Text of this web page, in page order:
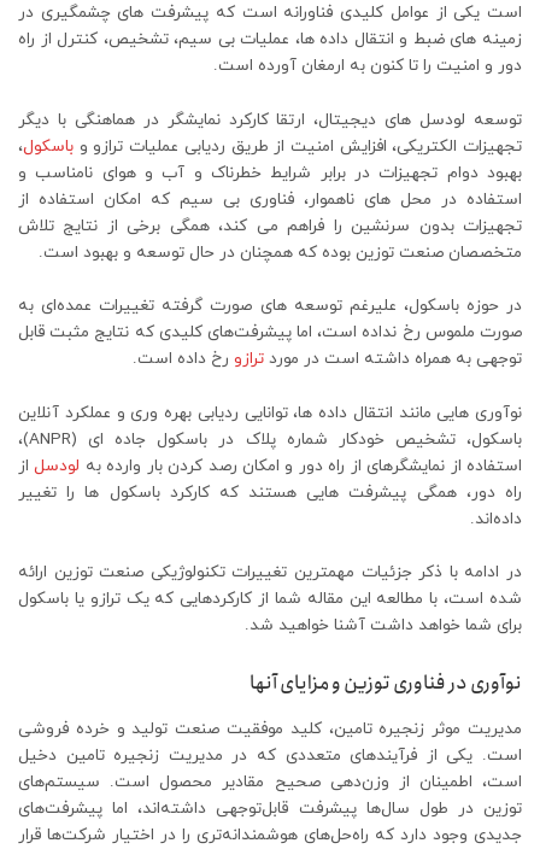
است یکی از عوامل کلیدی فناورانه است که پیشرفت های چشمگیری در
زمینه های ضبط و انتقال داده ها، عملیات بی سیم، تشخیص، کنترل از راه
دور و امنیت را تا کنون به ارمغان آورده است.
توسعه لودسل های دیجیتال، ارتقا کارکرد نمایشگر در هماهنگی با دیگر
تجهیزات الکتریکی، افزایش امنیت از طریق ردیابی عملیات ترازو و باسکول،
بهبود دوام تجهیزات در برابر شرایط خطرناک و آب و هوای نامناسب و
استفاده در محل های ناهموار، فناوری بی سیم که امکان استفاده از
تجهیزات بدون سرنشین را فراهم می کند، همگی برخی از نتایج تلاش
متخصصان صنعت توزین بوده که همچنان در حال توسعه و بهبود است.
در حوزه باسکول، علیرغم توسعه های صورت گرفته تغییرات عمده‌ای به
صورت ملموس رخ نداده است، اما پیشرفت‌های کلیدی که نتایج مثبت قابل
توجهی به همراه داشته است در مورد ترازو رخ داده است.
نوآوری هایی مانند انتقال داده ها، توانایی ردیابی بهره وری و عملکرد آنلاین
باسکول، تشخیص خودکار شماره پلاک در باسکول جاده ای (ANPR)،
استفاده از نمایشگرهای از راه دور و امکان رصد کردن بار وارده به لودسل از
راه دور، همگی پیشرفت هایی هستند که کارکرد باسکول ها را تغییر
داده‌اند.
در ادامه با ذکر جزئیات مهمترین تغییرات تکنولوژیکی صنعت توزین ارائه
شده است، با مطالعه این مقاله شما از کارکردهایی که یک ترازو یا باسکول
برای شما خواهد داشت آشنا خواهید شد.
نوآوری در فناوری توزین و مزایای آنها
مدیریت موثر زنجیره تامین، کلید موفقیت صنعت تولید و خرده فروشی
است. یکی از فرآیندهای متعددی که در مدیریت زنجیره تامین دخیل
است، اطمینان از وزن‌دهی صحیح مقادیر محصول است. سیستم‌های
توزین در طول سال‌ها پیشرفت قابل‌توجهی داشته‌اند، اما پیشرفت‌های
جدیدی وجود دارد که راه‌حل‌های هوشمندانه‌تری را در اختیار شرکت‌ها قرار